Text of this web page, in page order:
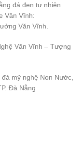
đá đen tự nhiên
Văn Vĩnh:
Văn Vĩnh.
Văn Vĩnh – Tượng
mỹ nghệ Non Nước,
Đà Nẵng